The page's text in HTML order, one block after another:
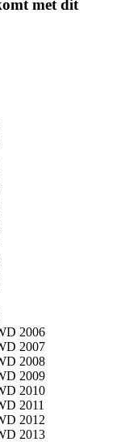
met dit
2006
2007
2008
2009
2010
2011
2012
2013